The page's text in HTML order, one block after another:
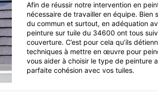
Afin de réussir notre intervention en
nécessaire de travailler en équipe. Bien
du commun et surtout, en adéquation
peinture sur tuile du 34600 ont tous
couverture. C’est pour cela qu’ils
techniques à mettre en œuvre pour
vous aider à choisir le type de peinture
parfaite cohésion avec vos tuiles.